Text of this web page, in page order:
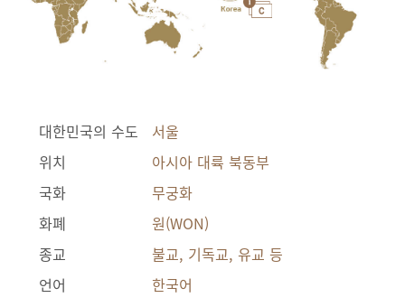
대한민국의 수도
서울
위치
아시아 대륙 북동부
국화
무궁화
화폐
원(WON)
종교
불교, 기독교, 유교 등
언어
한국어